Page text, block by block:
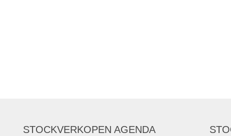
STOCKVERKOPEN AGENDA